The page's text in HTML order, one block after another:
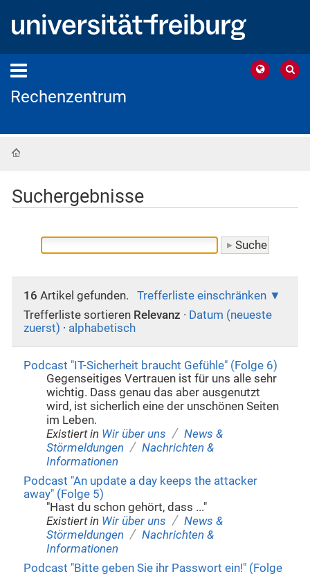
Rechenzentrum
Suchergebnisse
16 Artikel gefunden.
Trefferliste einschränken
Trefferliste sortieren Relevanz · Datum (neueste
zuerst) · alphabetisch
Podcast "IT-Sicherheit braucht Gefühle" (Folge 6)
Gegenseitiges Vertrauen ist für uns alle sehr
wichtig. Dass genau das aber ausgenutzt
wird, ist sicherlich eine der unschönen Seiten
im Leben.
Existiert in Wir über uns / News &
Störmeldungen / Nachrichten &
Informationen
Podcast "An update a day keeps the attacker
away" (Folge 5)
"Hast du schon gehört, dass ..."
Existiert in Wir über uns / News &
Störmeldungen / Nachrichten &
Informationen
Podcast "Bitte geben Sie ihr Passwort ein!" (Folge